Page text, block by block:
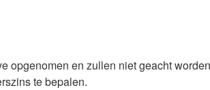
opgenomen en zullen niet geacht
te bepalen.